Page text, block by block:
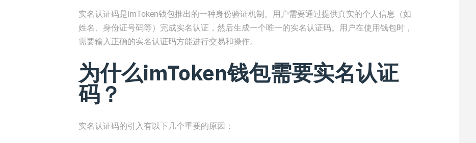
实名认证码是imToken钱包推出的一种身份验证机制。用户需要通过提供真实的个人信息（如
姓名、身份证号码等）完成实名认证，然后生成一个唯一的实名认证码。用户在使用钱包时，
需要输入正确的实名认证码方能进行交易和操作。
为什么imToken钱包需要实名认证
码？
实名认证码的引入有以下几个重要的原因：